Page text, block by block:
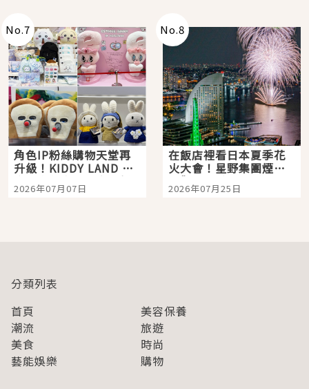
No.7
角色IP粉絲購物天堂再
升級！KIDDY LAND 原
宿店吉伊卡哇迎客，新
開幕 OMOKADO 店3分
2026年07月07日
No.8
在飯店裡看日本夏季花
火大會！星野集團煙火
景觀飯店6選，讓你不用
人擠人悠閒欣賞
2026年07月25日
分類列表
首頁
美容保養
潮流
旅遊
美食
時尚
藝能娛樂
購物